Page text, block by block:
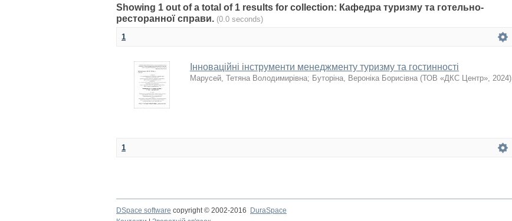
Showing 1 out of a total of 1 results for collection: Кафедра туризму та готельно-
ресторанної справи. (0.0 seconds)
1
Інноваційні інструменти менеджменту туризму та гостинності
Марусей, Тетяна Володимирівна; Буторіна, Вероніка Борисівна (ТОВ «ДКС Центр», 2024)
1
DSpace software copyright © 2002-2016 DuraSpace